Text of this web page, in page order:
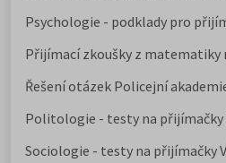
po
Psychologie - podklady pro
Přijímací zkoušky z matematiky
Řešení otázek Policejní
Politologie - testy na přijímačky
Sociologie - testy na přijímačky